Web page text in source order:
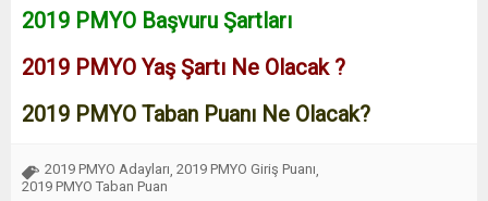
2019 PMYO Başvuru Şartları
2019 PMYO Yaş Şartı Ne Olacak ?
2019 PMYO Taban Puanı Ne Olacak?
2019 PMYO Adayları 2019 PMYO Giriş Puanı
2019 PMYO Taban Puan